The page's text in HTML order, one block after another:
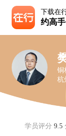
下载在
约高
铜
杭
学员评分 9.5